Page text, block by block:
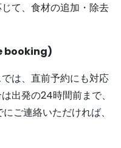
て、食材の追加・除去
booking)
は、直前予約にも対応
出発の24時間前まで、
ご連絡いただければ、